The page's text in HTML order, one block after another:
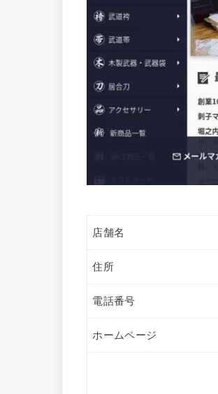
店舗名
住所
電話番号
ホームページ